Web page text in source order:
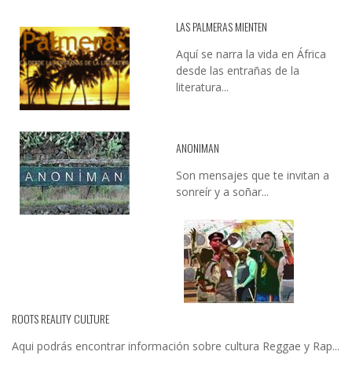
LAS PALMERAS MIENTEN
Aquí se narra la vida en África
desde las entrañas de la
literatura...
ANONIMAN
Son mensajes que te invitan a
sonreír y a soñar...
ROOTS REALITY CULTURE
Aqui podrás encontrar información sobre cultura Reggae y Rap...